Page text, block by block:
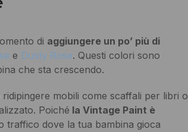
di aggiungere un po’ più di
e Dusty Rose. Questi colori sono
che sta crescendo.
mobili come scaffali per libri o
Poiché la Vintage Paint è
traffico dove la tua bambina gioca